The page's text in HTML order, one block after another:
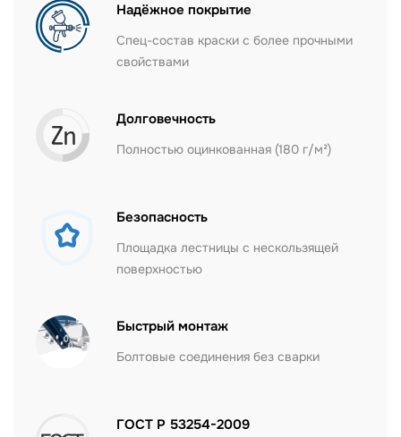
Надёжное покрытие
Спец-состав краски с более прочными
свойствами
Долговечность
Полностью оцинкованная (180 г/м²)
Безопасность
Площадка лестницы с нескользящей
поверхностью
Быстрый монтаж
Болтовые соединения без сварки
ГОСТ Р 53254-2009